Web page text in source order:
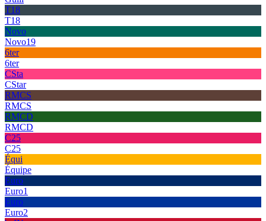
T18
T18
Novo
Novo19
6ter
6ter
CSta
CStar
RMCS
RMCS
RMCD
RMCD
C25
C25
Équi
Équipe
Euro
Euro1
Euro
Euro2